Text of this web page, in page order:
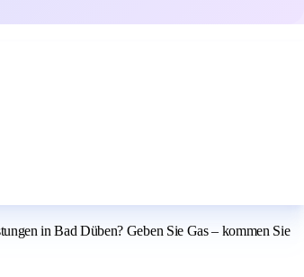
in Bad Düben? Geben Sie Gas – kommen Sie